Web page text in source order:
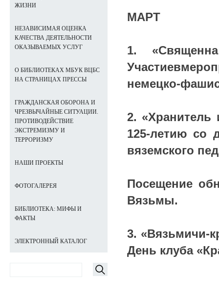
МАРТ
1.
немецко-
2. «Хранитель
125-летию со
вяземского
Посещение
Вязьмы.
3. «Вязьмичи-
День клуба
ЖИЗНИ
НЕЗАВИСИМАЯ ОЦЕНКА
КАЧЕСТВА ДЕЯТЕЛЬНОСТИ
ОКАЗЫВАЕМЫХ УСЛУГ
О БИБЛИОТЕКАХ МБУК ВЦБС
НА СТРАНИЦАХ ПРЕССЫ
ГРАЖДАНСКАЯ ОБОРОНА И
ЧРЕЗВЫЧАЙНЫЕ СИТУАЦИИ.
ПРОТИВОДЕЙСТВИЕ
ЭКСТРЕМИЗМУ И
ТЕРРОРИЗМУ
НАШИ ПРОЕКТЫ
ФОТОГАЛЕРЕЯ
БИБЛИОТЕКА: МИФЫ И
ФАКТЫ
ЭЛЕКТРОННЫЙ КАТАЛОГ